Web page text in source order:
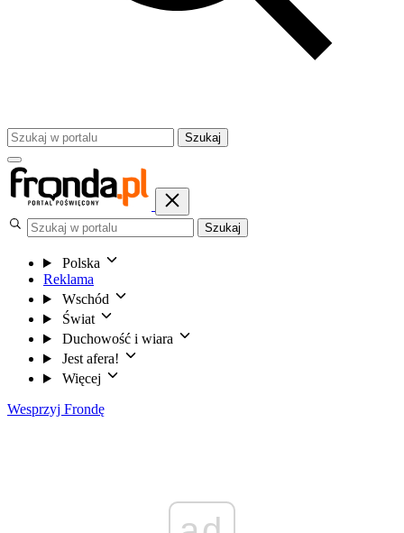
Szukaj
Szukaj
Polska
Reklama
Wschód
Świat
Duchowość i wiara
Jest afera!
Więcej
Wesprzyj Frondę